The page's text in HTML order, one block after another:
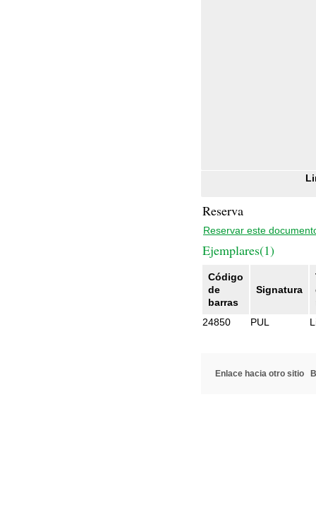
Reserva
Reservar este
Ejemplares(1)
Código
de
barras
Signatura
24850
PUL
Enlace hacia otro sitio